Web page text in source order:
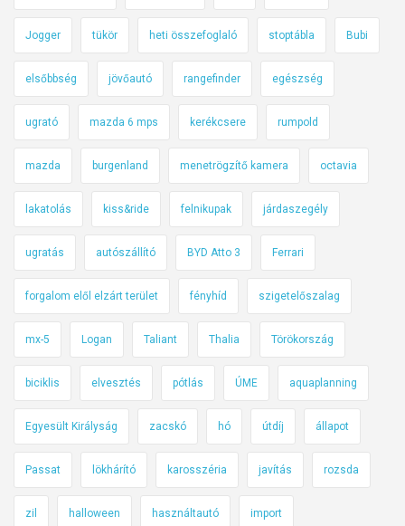
Jogger tükör heti összefoglaló stoptábla Bubi
elsőbbség jövőautó rangefinder egészség
ugrató mazda 6 mps kerékcsere rumpold
mazda burgenland menetrögzítő kamera octavia
lakatolás kiss&ride felnikupak járdaszegély
ugratás autószállító BYD Atto 3 Ferrari
forgalom elől elzárt terület fényhíd szigetelőszalag
mx-5 Logan Taliant Thalia Törökország
biciklis elvesztés pótlás ÚME aquaplanning
Egyesült Királyság zacskó hó útdíj állapot
Passat lökhárító karosszéria javítás rozsda
zil halloween használtautó import